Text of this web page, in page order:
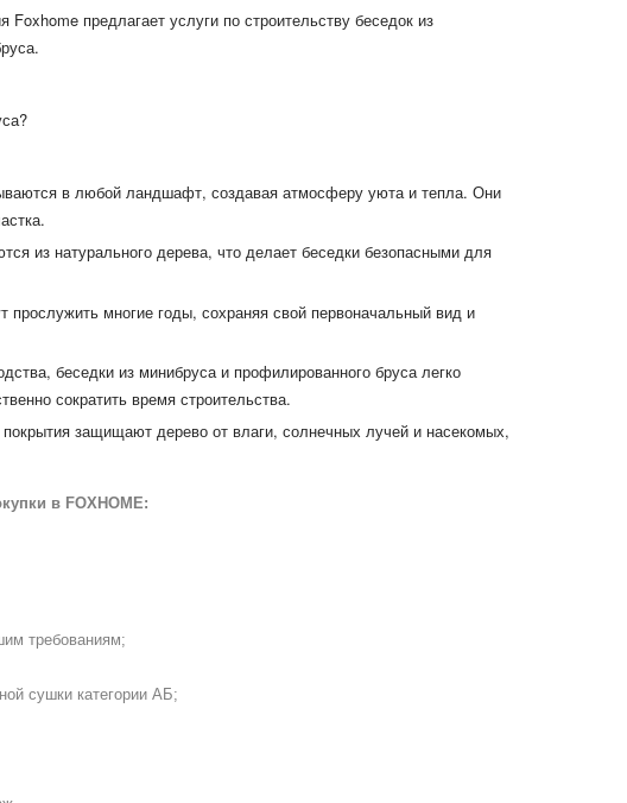
предлагает услуги по строительству беседок из
в любой ландшафт, создавая атмосферу уюта и тепла. Они
из натурального дерева, что делает беседки безопасными для
многие годы, сохраняя свой первоначальный вид и
беседки из минибруса и профилированного бруса легко
сократить время строительства.
защищают дерево от влаги, солнечных лучей и насекомых,
в FOXHOME:
требованиям;
сушки категории АБ;